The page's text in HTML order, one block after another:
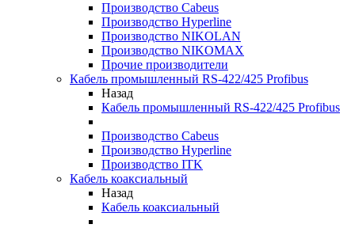
Производство Cabeus
Производство Hyperline
Производство NIKOLAN
Производство NIKOMAX
Прочие производители
Кабель промышленный RS-422/425 Profibus
Назад
Кабель промышленный RS-422/425 Profibus
Производство Cabeus
Производство Hyperline
Производство ITK
Кабель коаксиальный
Назад
Кабель коаксиальный